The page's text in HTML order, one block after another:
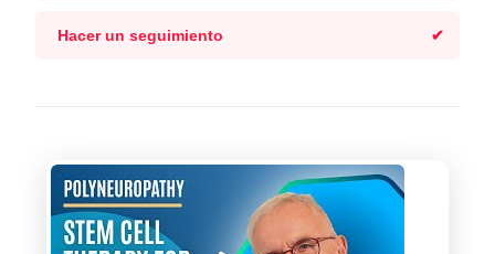
Hacer un seguimiento